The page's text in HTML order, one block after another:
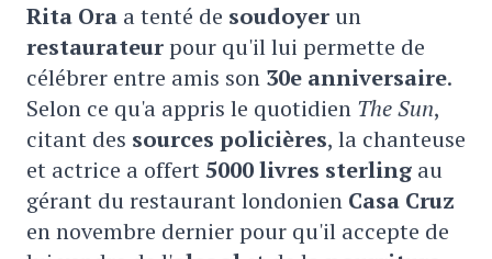
Rita Ora a tenté de soudoyer un
restaurateurpour qu'il lui permette de
célébrer entre amis son 30e anniversaire.
Selon ce qu'a appris le quotidien The Sun,
citant des sources policières, la chanteuse
et actrice a offert 5000 livres sterling au
gérant du restaurant londonien Casa Cruz
en novembre dernier pour qu'il accepte de